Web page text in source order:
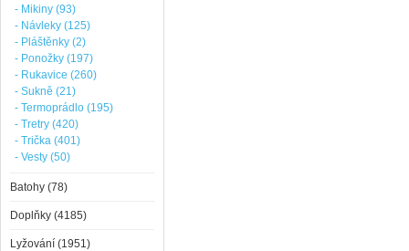
- Mikiny (93)
- Návleky (125)
- Pláštěnky (2)
- Ponožky (197)
- Rukavice (260)
- Sukně (21)
- Termoprádlo (195)
- Tretry (420)
- Trička (401)
- Vesty (50)
Batohy (78)
Doplňky (4185)
Lyžování (1951)